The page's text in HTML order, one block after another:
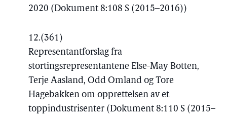
2020 (Dokument 8:108 S (2015–2016))
12.(361)
Representantforslag fra
stortingsrepresentantene Else-May Botten,
Terje Aasland, Odd Omland og Tore
Hagebakken om opprettelsen av et
toppindustrisenter (Dokument 8:110 S (2015–